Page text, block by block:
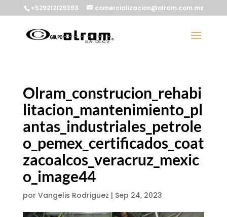
+529212129393 comercializacion@olram.com.mx
Olram_construcion_rehabi
litacion_mantenimiento_pl
antas_industriales_petrole
o_pemex_certificados_coat
zacoalcos_veracruz_mexic
o_image44
por Vangelis Rodriguez | Sep 24, 2023